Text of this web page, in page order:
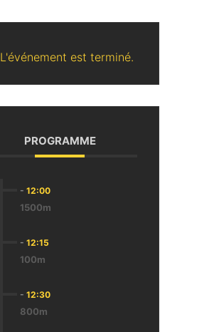
L'événement est terminé.
PROGRAMME
- 12:00
1500m
- 12:15
100m
- 12:30
800m